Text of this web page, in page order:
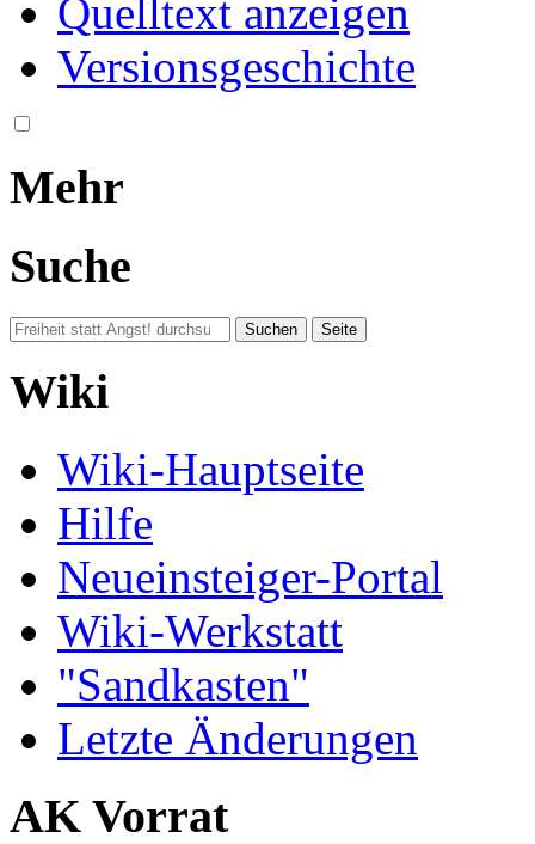
Quelltext anzeigen
Versionsgeschichte
Mehr
Suche
Wiki
Wiki-Hauptseite
Hilfe
Neueinsteiger-Portal
Wiki-Werkstatt
"Sandkasten"
Letzte Änderungen
AK Vorrat